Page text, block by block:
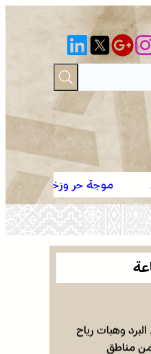
مع تساقط البرد وهبات رياح من
مناطق المملكة (نشرة
لاستعادة
وأماكنها
القدس بقيادة
وهبات رياح
من مناطق